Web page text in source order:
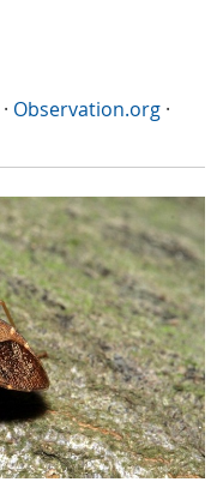
· Observation.org ·